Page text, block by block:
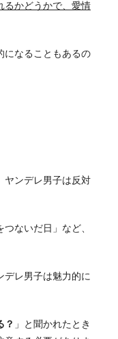
るかどうかで、愛情
になることもあるの
ヤンデレ男子は反対
ないだ日」など、
デレ男子は魅力的に
？ 」と聞かれたとき